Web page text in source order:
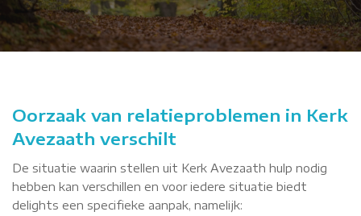
Oorzaak van relatieproblemen in Kerk
Avezaath verschilt
De situatie waarin stellen uit Kerk Avezaath hulp nodig
hebben kan verschillen en voor iedere situatie biedt
delights een specifieke aanpak, namelijk: